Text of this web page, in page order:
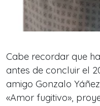
Cabe recordar que
antes de concluir el
amigo Gonzalo
«Amor fugitivo»,